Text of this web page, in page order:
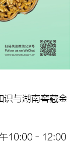
识与湖南窖藏金
午10:00–12:00